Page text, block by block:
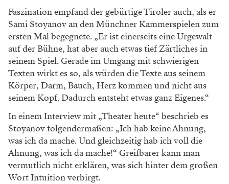
Faszination empfand der gebürtige Tiroler auch, als er
Sami Stoyanov an den Münchner Kammerspielen zum
ersten Mal begegnete. „Er ist einerseits eine Urgewalt
auf der Bühne, hat aber auch etwas tief Zärtliches in
seinem Spiel. Gerade im Umgang mit schwierigen
Texten wirkt es so, als würden die Texte aus seinem
Körper, Darm, Bauch, Herz kommen und nicht aus
seinem Kopf. Dadurch entsteht etwas ganz Eigenes.“
In einem Interview mit „Theater heute“ beschrieb es
Stoyanov folgendermaßen: „Ich hab keine Ahnung,
was ich da mache. Und gleichzeitig hab ich voll die
Ahnung, was ich da mache!“ Greifbarer kann man
vermutlich nicht erklären, was sich hinter dem großen
Wort Intuition verbirgt.